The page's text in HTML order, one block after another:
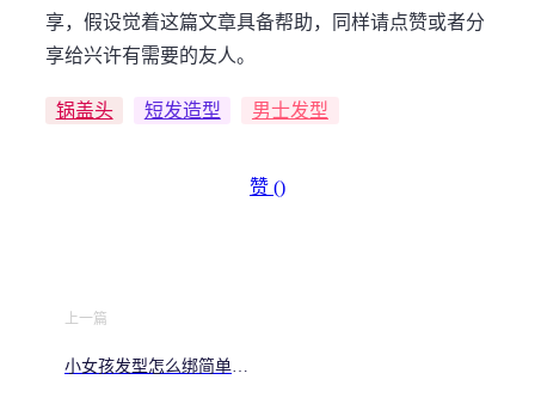
享，假设觉着这篇文章具备帮助，同样请点赞或者分
享给兴许有需要的友人。
锅盖头 短发造型 男士发型
赞 ()
上一篇
小女孩发型怎么绑简单好